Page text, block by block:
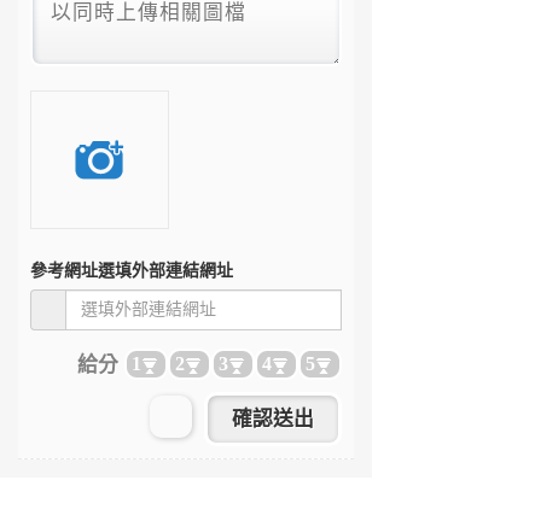
參考網址選填外部連結網址
給分 1 2 3 4 5